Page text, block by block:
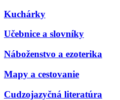
Kuchárky
Učebnice a slovníky
Náboženstvo a ezoterika
Mapy a cestovanie
Cudzojazyčná literatúra